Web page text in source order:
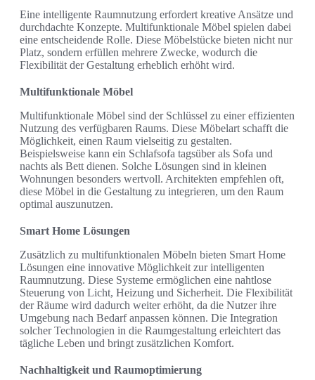
Eine intelligente Raumnutzung erfordert kreative Ansätze und
durchdachte Konzepte. Multifunktionale Möbel spielen dabei
eine entscheidende Rolle. Diese Möbelstücke bieten nicht nur
Platz, sondern erfüllen mehrere Zwecke, wodurch die
Flexibilität der Gestaltung erheblich erhöht wird.
Multifunktionale Möbel
Multifunktionale Möbel sind der Schlüssel zu einer effizienten
Nutzung des verfügbaren Raums. Diese Möbelart schafft die
Möglichkeit, einen Raum vielseitig zu gestalten.
Beispielsweise kann ein Schlafsofa tagsüber als Sofa und
nachts als Bett dienen. Solche Lösungen sind in kleinen
Wohnungen besonders wertvoll. Architekten empfehlen oft,
diese Möbel in die Gestaltung zu integrieren, um den Raum
optimal auszunutzen.
Smart Home Lösungen
Zusätzlich zu multifunktionalen Möbeln bieten Smart Home
Lösungen eine innovative Möglichkeit zur intelligenten
Raumnutzung. Diese Systeme ermöglichen eine nahtlose
Steuerung von Licht, Heizung und Sicherheit. Die Flexibilität
der Räume wird dadurch weiter erhöht, da die Nutzer ihre
Umgebung nach Bedarf anpassen können. Die Integration
solcher Technologien in die Raumgestaltung erleichtert das
tägliche Leben und bringt zusätzlichen Komfort.
Nachhaltigkeit und Raumoptimierung